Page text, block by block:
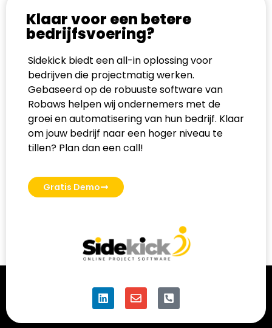
Klaar voor een betere
bedrijfsvoering?
Sidekick biedt een all-in oplossing voor
bedrijven die projectmatig werken.
Gebaseerd op de robuuste software van
Robaws helpen wij ondernemers met de
groei en automatisering van hun bedrijf. Klaar
om jouw bedrijf naar een hoger niveau te
tillen? Plan dan een call!
Gratis Demo